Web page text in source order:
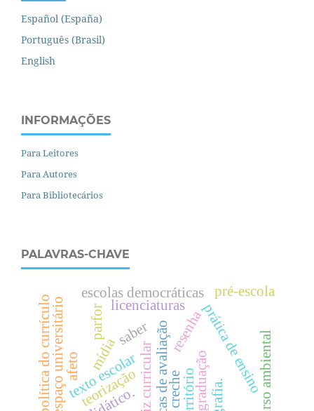
Español (España)
Português (Brasil)
English
INFORMAÇÕES
Para Leitores
Para Autores
Para Bibliotecários
PALAVRAS-CHAVE
resenha
territórioprática de ensino
texto escolar políticas de avaliação
espaço universitário pós-graduação
saber discurso ambiental
mídia
escolas democráticas
licenciaturas
parfor
pré-escola
creche
política do currículo teorização
afeto